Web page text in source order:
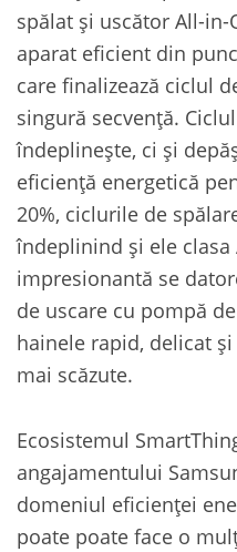
spălat și uscător All-
aparat eficient din
care finalizează ciclul
singură secvență.
îndeplinește, ci și
eficiență energetică
20%, ciclurile de
îndeplinind și ele clasa
impresionantă se
de uscare cu pompă
hainele rapid, delicat
mai scăzute.
Ecosistemul
angajamentului
domeniul eficienței
poate poate face o